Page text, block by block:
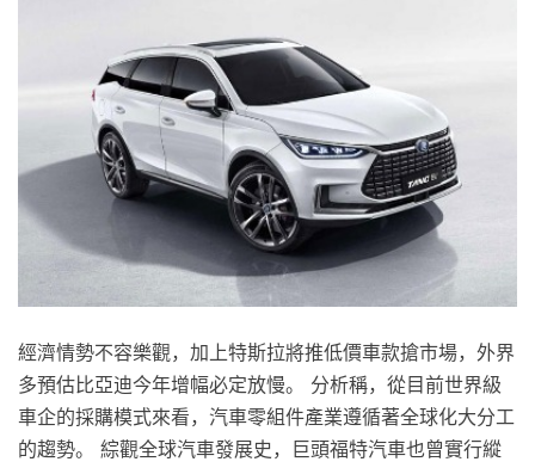
經濟情勢不容樂觀，加上特斯拉將推低價車款搶市場，外界
多預估比亞迪今年增幅必定放慢。 分析稱，從目前世界級
車企的採購模式來看，汽車零組件產業遵循著全球化大分工
的趨勢。 綜觀全球汽車發展史，巨頭福特汽車也曾實行縱